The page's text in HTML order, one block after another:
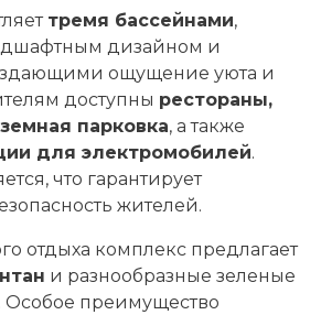
тремя бассейнами,
дизайном и
ощущение уюта и
доступны рестораны,
парковка, а также
для электромобилей.
что гарантирует
жителей.
отдыха комплекс предлагает
и разнообразные зеленые
Особое преимущество